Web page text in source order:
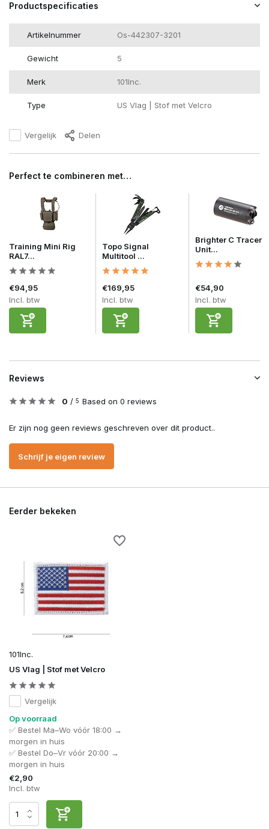
Productspecificaties
Artikelnummer Os-442307-3201
Gewicht 5
Merk 101Inc.
Type US Vlag | Stof met Velcro
Vergelijk Delen
Perfect te combineren met…
Training Mini Rig
RAL7...
€94,95
Incl. btw
Topo Signal
Multitool ...
€169,95
Incl. btw
Brighter C Tracer
Unit...
€54,90
Incl. btw
Reviews
0 / 5 Based on 0 reviews
Er zijn nog geen reviews geschreven over dit product..
Schrijf je eigen review
Eerder bekeken
101Inc.
US Vlag | Stof met Velcro
Vergelijk
Op voorraad
✅ Bestel Ma–Wo vóór 18:00 →
morgen in huis
✅ Bestel Do–Vr vóór 20:00 →
morgen in huis
€2,90
Incl. btw